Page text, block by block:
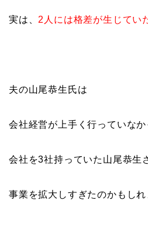
実は、 2人には格差が生じてい
夫の山尾恭生氏は
会社経営が上手く行っていなか
会社を3社持っていた山尾恭生
事業を拡大しすぎたのかもしれ